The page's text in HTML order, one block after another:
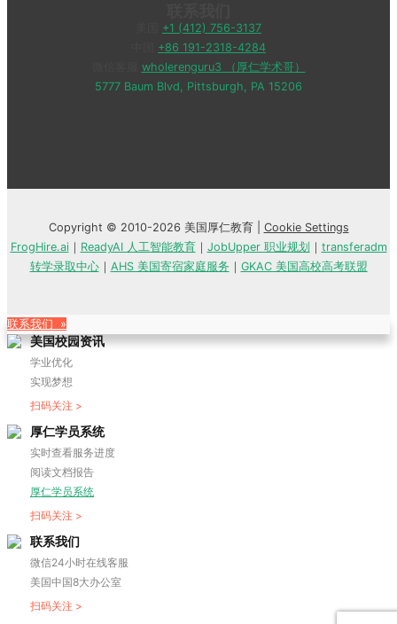
+1 (412) 756-3137
+86 191-2318-4284
wholerenguru3 （厚仁学术哥）
5777 Baum Blvd, Pittsburgh, PA 15206
Copyright © 2010-2026 美国厚仁教育 | Cookie Settings
FrogHire.ai｜ ReadyAI 人工智能教育｜ JobUpper 职业规划 ｜ transferadm
转学录取中心｜ AHS 美国寄宿家庭服务 ｜ GKAC 美国高校高考联盟
联系我们 »
美国校园资讯
学业优化
实现梦想
扫码关注 >
厚仁学员系统
实时查看服务进度
阅读文档报告
厚仁学员系统
扫码关注 >
联系我们
微信24小时在线客服
美国中国8大办公室
扫码关注 >